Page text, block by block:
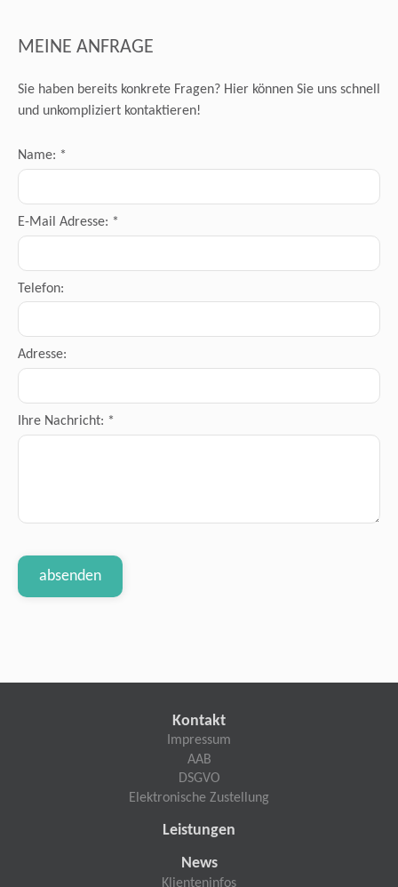
MEINE ANFRAGE
Sie haben bereits konkrete Fragen? Hier können Sie uns schnell
und unkompliziert kontaktieren!
Name: *
E-Mail Adresse: *
Telefon:
Adresse:
Ihre Nachricht: *
Kontakt
Impressum
AAB
DSGVO
Elektronische Zustellung
Leistungen
News
Klienteninfos